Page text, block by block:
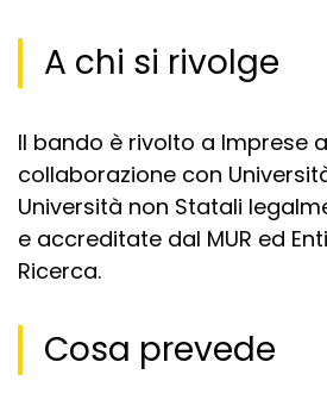
A chi si rivolge
Il bando è rivolto a Imprese
collaborazione con
Università non Statali
e accreditate dal MUR ed
Ricerca.
Cosa prevede